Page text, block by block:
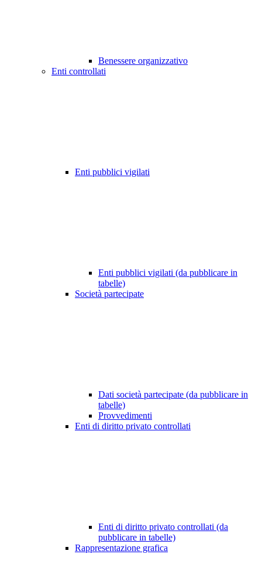
Benessere organizzativo
Enti controllati
Enti pubblici vigilati
Enti pubblici vigilati (da pubblicare in
tabelle)
Società partecipate
Dati società partecipate (da pubblicare in
tabelle)
Provvedimenti
Enti di diritto privato controllati
Enti di diritto privato controllati (da
pubblicare in tabelle)
Rappresentazione grafica